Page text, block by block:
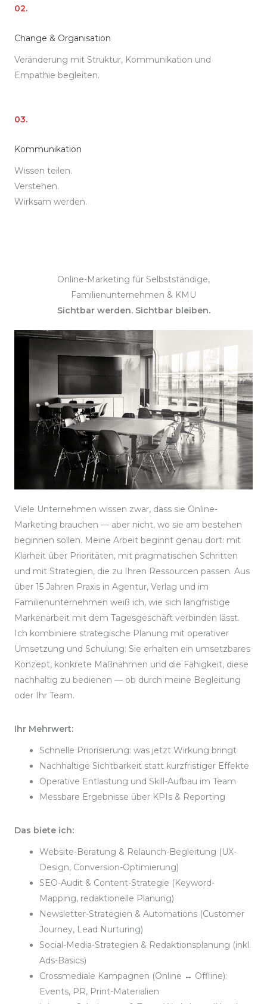
02.
Change & Organisation
Veränderung mit Struktur, Kommunikation und
Empathie begleiten.
03.
Kommunikation
Wissen teilen.
Verstehen.
Wirksam werden.
Online-Marketing für Selbstständige,
Familienunternehmen & KMU
Sichtbar werden. Sichtbar bleiben.
Viele Unternehmen wissen zwar, dass sie Online-
Marketing brauchen — aber nicht, wo sie am bestehen
beginnen sollen. Meine Arbeit beginnt genau dort: mit
Klarheit über Prioritäten, mit pragmatischen Schritten
und mit Strategien, die zu Ihren Ressourcen passen. Aus
über 15 Jahren Praxis in Agentur, Verlag und im
Familienunternehmen weiß ich, wie sich langfristige
Markenarbeit mit dem Tagesgeschäft verbinden lässt.
Ich kombiniere strategische Planung mit operativer
Umsetzung und Schulung: Sie erhalten ein umsetzbares
Konzept, konkrete Maßnahmen und die Fähigkeit, diese
nachhaltig zu bedienen — ob durch meine Begleitung
oder Ihr Team.
Ihr Mehrwert:
Schnelle Priorisierung: was jetzt Wirkung bringt
Nachhaltige Sichtbarkeit statt kurzfristiger Effekte
Operative Entlastung und Skill-Aufbau im Team
Messbare Ergebnisse über KPIs & Reporting
Das biete ich:
Website-Beratung & Relaunch-Begleitung (UX-
Design, Conversion-Optimierung)
SEO-Audit & Content-Strategie (Keyword-
Mapping, redaktionelle Planung)
Newsletter-Strategien & Automations (Customer
Journey, Lead Nurturing)
Social-Media-Strategien & Redaktionsplanung (inkl.
Ads-Basics)
Crossmediale Kampagnen (Online ↔ Offline):
Events, PR, Print-Materialien